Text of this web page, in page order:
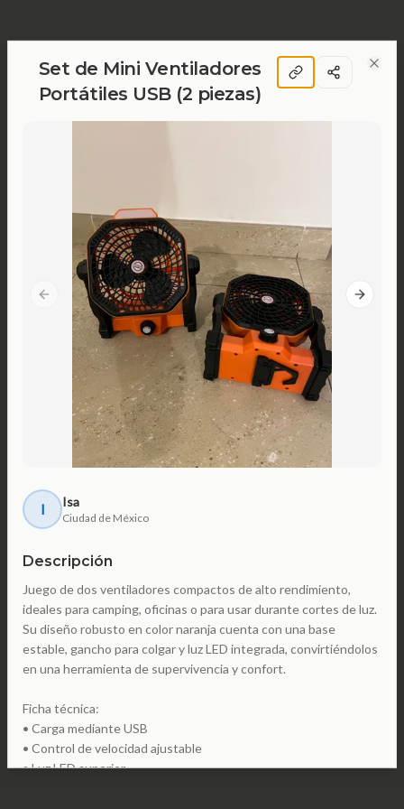
Set de Mini Ventiladores
Portátiles USB (2 piezas)
Previous slide Next
I Isa
Ciudad de México
Descripción
Juego de dos ventiladores compactos de alto rendimiento,
ideales para camping, oficinas o para usar durante cortes de luz.
Su diseño robusto en color naranja cuenta con una base
estable, gancho para colgar y luz LED integrada, convirtiéndolos
en una herramienta de supervivencia y confort.
Ficha técnica:
• Carga mediante USB
• Control de velocidad ajustable
• Luz LED superior